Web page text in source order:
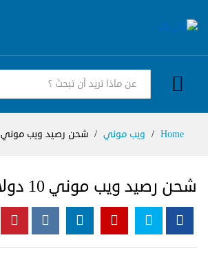
كل الفئات
Home
/ ويب موني / شحن رصيد ويب موني 10 دولار
شحن رصيد ويب موني 10 دولار